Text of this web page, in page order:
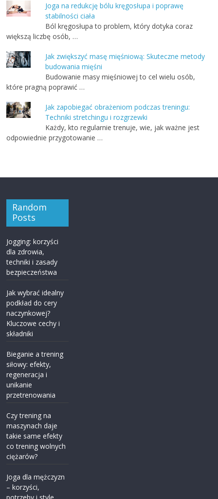
Joga na redukcję bólu kręgosłupa i poprawę
stabilności ciała
Ból kręgosłupa to problem, który dotyka coraz
większą liczbę osób, …
Jak zwiększyć masę mięśniową: Skuteczne metody
budowania mięśni
Budowanie masy mięśniowej to cel wielu osób,
które pragną poprawić …
Jak zapobiegać obrażeniom podczas treningu:
Techniki stretchingu i rozgrzewki
Każdy, kto regularnie trenuje, wie, jak ważne jest
odpowiednie przygotowanie …
Random
Posts
Jogging: korzyści
dla zdrowia,
techniki i zasady
bezpieczeństwa
Jak wybrać idealny
podkład do cery
naczynkowej?
Kluczowe cechy i
składniki
Bieganie a trening
siłowy: efekty,
regeneracja i
unikanie
przetrenowania
Czy trening na
maszynach daje
takie same efekty
co trening wolnych
ciężarów?
Joga dla mężczyzn
– korzyści,